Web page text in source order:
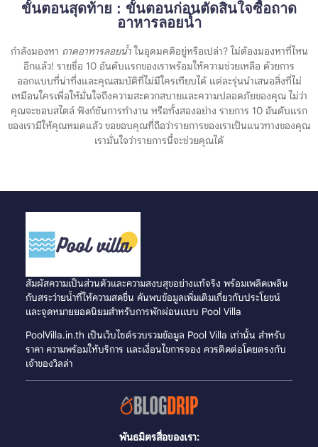
ขั้นตอนสุดท้าย : ขั้นตอนก่อนตัดสินใจซื้อถาด
อาหารลอยน้ำ
กำลังมองหา ถาดอาหารลอยน้ำในอุดมคติอยู่หรือเปล่า? ไม่ต้องมองหาที่ไหน
อีกแล้ว! รายชื่อ 10 อันดับแรกของเราพร้อมให้ความช่วยเหลือ ด้วยการ
ออกแบบที่น่าทึ่งและคุณสมบัติที่ไม่มีใครเทียบได้ แต่ละรุ่นนำเสนอสิ่งที่ไม่
เหมือนใครเพื่อให้มั่นใจถึงความสะดวกสบายและความปลอดภัยของคุณ ไม่ว่า
คุณจะชอบสไตล์ ฟังก์ชันการทำงาน หรือทั้งสองอย่าง รายการ 10 อันดับแรก
ของเรามีให้คุณหมดแล้ว ขอขอบคุณที่ถือว่ารายการของเราเป็นแนวทางของคุณ
เรามั่นใจว่ารายการนี้จะช่วยคุณได้
สัมผัสความเป็นส่วนตัวและความสงบสุขอย่างแท้จริง พร้อมเพลิดเพลิน
กับสระว่ายน้ำที่ให้ความสดชื่น ค้นพบข้อมูลเพิ่มเติมเกี่ยวกับประโยชน์
และจุดหมายยอดนิยมสำหรับการพักผ่อนแบบ Pool Villa
PoolVilla.in.th เป็นเว็บไซต์รวบรวมข้อมูล Pool Villa เท่านั้น สำหรับ
ราคา ความพร้อมให้บริการ และเงื่อนไขการจอง ควรติดต่อโดยตรงกับ
เจ้าของวิลล่า
พันธมิตรสื่อของเรา: